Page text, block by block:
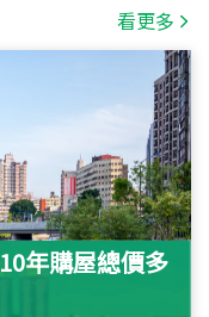
看更多
年購屋總價多